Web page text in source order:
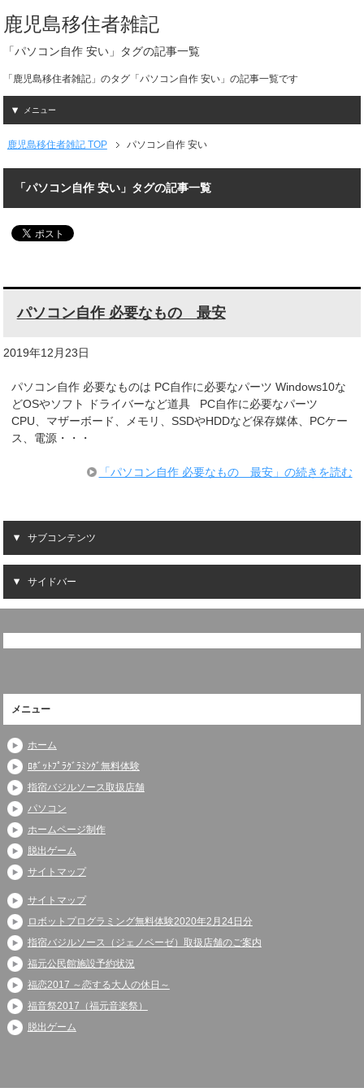
鹿児島移住者雑記
「パソコン自作 安い」タグの記事一覧
「鹿児島移住者雑記」のタグ「パソコン自作 安い」の記事一覧です
メニュー
鹿児島移住者雑記 TOP パソコン自作 安い
「パソコン自作 安い」タグの記事一覧
パソコン自作 必要なもの 最安
2019年12月23日
パソコン自作 必要なものは PC自作に必要なパーツ Windows10な
どOSやソフト ドライバーなど道具 PC自作に必要なパーツ
CPU、マザーボード、メモリ、SSDやHDDなど保存媒体、PCケー
ス、電源・・・
「パソコン自作 必要なもの 最安」の続きを読む
サブコンテンツ
サイドバー
メニュー
ホーム
ﾛﾎﾞｯﾄﾌﾟﾗｸﾞﾗﾐﾝｸﾞ無料体験
指宿バジルソース取扱店舗
パソコン
ホームページ制作
脱出ゲーム
サイトマップ
サイトマップ
ロボットプログラミング無料体験2020年2月24日分
指宿バジルソース（ジェノベーゼ）取扱店舗のご案内
福元公民館施設予約状況
福恋2017 ～恋する大人の休日～
福音祭2017（福元音楽祭）
脱出ゲーム